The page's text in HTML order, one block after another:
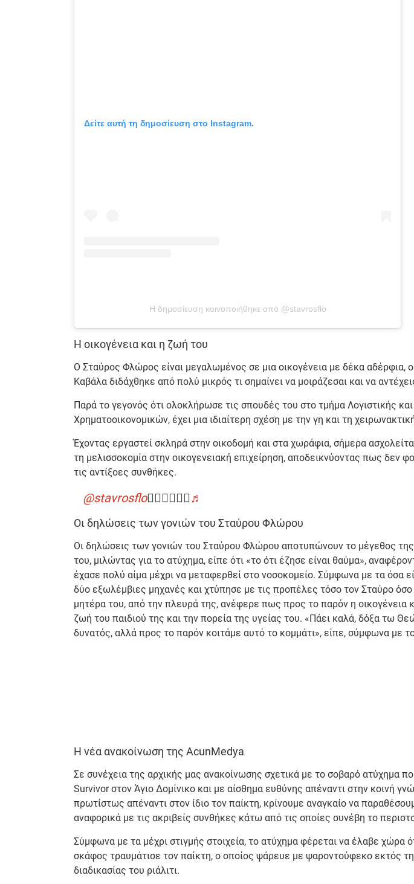
Δείτε αυτή τη δημοσίευση στο Instagram.
Η δημοσίευση κοινοποιήθηκε από @stavrosflo
H οικογένεια και η ζωή του
Ο Σταύρος Φλώρος είναι μεγαλωμένος σε μια οικογένεια με δέκα αδέρφια,
Καβάλα διδάχθηκε από πολύ μικρός τι σημαίνει να μοιράζεσαι και να
Παρά το γεγονός ότι ολοκλήρωσε τις σπουδές του στο τμήμα Λογιστικής και
Χρηματοοικονομικών, έχει μια ιδιαίτερη σχέση με την γη και τη
Έχοντας εργαστεί σκληρά στην οικοδομή και στα χωράφια, σήμερα
τη μελισσοκομία στην οικογενειακή επιχείρηση, αποδεικνύοντας πως δεν
τις αντίξοες συνθήκες.
@stavrosflo🙅🏻‍♂️🙅🏻‍♂️ ♬
Οι δηλώσεις των γονιών του Σταύρου Φλώρου
Οι δηλώσεις των γονιών του Σταύρου Φλώρου αποτυπώνουν το μέγεθος
του, μιλώντας για το ατύχημα, είπε ότι «το ότι έζησε είναι θαύμα»,
έχασε πολύ αίμα μέχρι να μεταφερθεί στο νοσοκομείο. Σύμφωνα με τα όσα
δύο εξωλέμβιες μηχανές και χτύπησε με τις προπέλες τόσο τον Σταύρο
μητέρα του, από την πλευρά της, ανέφερε πως προς το παρόν η οικογένεια
ζωή του παιδιού της και την πορεία της υγείας του. «Πάει καλά, δόξα τω
δυνατός, αλλά προς το παρόν κοιτάμε αυτό το κομμάτι», είπε, σύμφωνα με
Η νέα ανακοίνωση της AcunMedya
Σε συνέχεια της αρχικής μας ανακοίνωσης σχετικά με το σοβαρό ατύχημα
Survivor στον Άγιο Δομίνικο και με αίσθημα ευθύνης απέναντι στην κοινή
πρωτίστως απέναντι στον ίδιο τον παίκτη, κρίνουμε αναγκαίο να
αναφορικά με τις ακριβείς συνθήκες κάτω από τις οποίες συνέβη το
Σύμφωνα με τα μέχρι στιγμής στοιχεία, το ατύχημα φέρεται να έλαβε χώρα
σκάφος τραυμάτισε τον παίκτη, ο οποίος ψάρευε με ψαροντούφεκο εκτός
διαδικασίας του ριάλιτι.